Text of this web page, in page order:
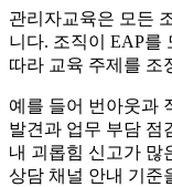
관리자교육은 모든
니다. 조직이 EAP를
따라 교육 주제를 조
예를 들어 번아웃과
발견과 업무 부담 점
내 괴롭힘 신고가 많
상담 채널 안내 기준